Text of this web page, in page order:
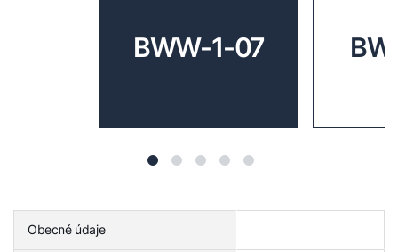
BWW-1-07
Obecné údaje